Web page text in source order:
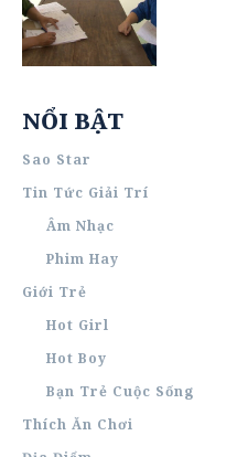
NỔI BẬT
Sao Star
Tin Tức Giải Trí
Âm Nhạc
Phim Hay
Giới Trẻ
Hot Girl
Hot Boy
Bạn Trẻ Cuộc Sống
Thích Ăn Chơi